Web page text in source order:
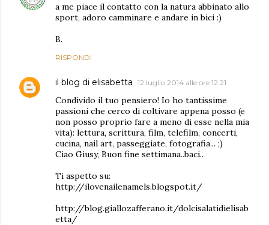
a me piace il contatto con la natura abbinato allo
sport, adoro camminare e andare in bici :)
B.
RISPONDI
il blog di elisabetta 12 luglio 2014 alle ore 12:21
Condivido il tuo pensiero! Io ho tantissime
passioni che cerco di coltivare appena posso (e
non posso proprio fare a meno di esse nella mia
vita): lettura, scrittura, film, telefilm, concerti,
cucina, nail art, passeggiate, fotografia... ;)
Ciao Giusy, Buon fine settimana..baci..
Ti aspetto su:
http://ilovenailenamels.blogspot.it/
http://blog.giallozafferano.it/dolcisalatidielisab
etta/